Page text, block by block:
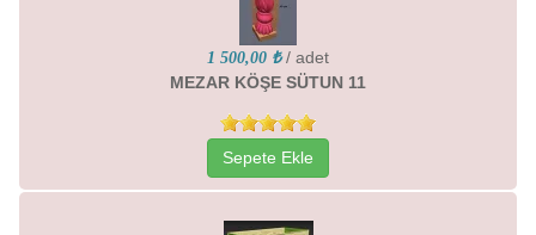
1 500,00 ₺ / adet
MEZAR KÖŞE SÜTUN 11
Sepete Ekle